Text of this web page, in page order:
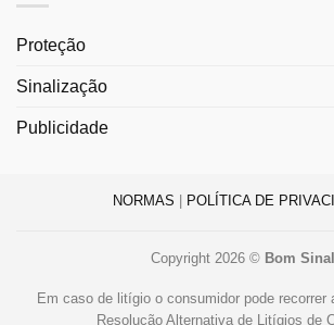
Proteção
Sinalização
Publicidade
NORMAS POLÍTICA DE
Copyright 2026 © Bom Sinal
Em caso de litígio o consumidor pode recorrer
Resolução Alternativa de Litígios de